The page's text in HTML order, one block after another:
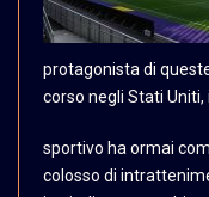
protagonista di
corso negli Stati Uniti,
sportivo ha ormai
colosso di